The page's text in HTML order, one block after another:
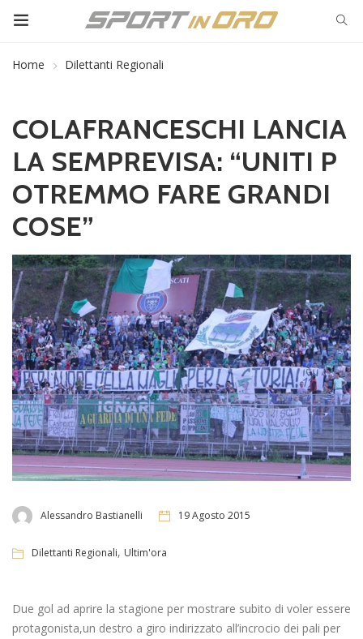
Home Dilettanti Regionali
COLAFRANCESCHI LANCIA
LA SEMPREVISA: “UNITI P
OTREMMO FARE GRANDI
COSE”
Alessandro Bastianelli 19 Agosto 2015
Dilettanti Regionali, Ultim'ora
Due gol ad aprire la stagione per mostrare subito di voler essere
protagonista,un destro a giro indirizzato all’incrocio dei pali per